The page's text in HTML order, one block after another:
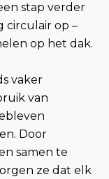
stap verder
op –
op het dak.
vaker
van
Door
samen te
ze dat elk